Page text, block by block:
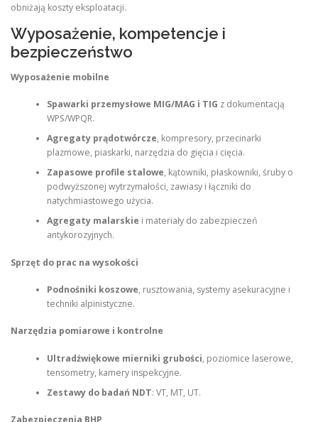
obniżają koszty eksploatacji.
Wyposażenie, kompetencje i
bezpieczeństwo
Wyposażenie mobilne
Spawarki przemysłowe MIG/MAG i TIG z dokumentacją
WPS/WPQR.
Agregaty prądotwórcze, kompresory, przecinarki
plazmowe, piaskarki, narzędzia do gięcia i cięcia.
Zapasowe profile stalowe, kątowniki, płaskowniki, śruby o
podwyższonej wytrzymałości, zawiasy i łączniki do
natychmiastowego użycia.
Agregaty malarskie i materiały do zabezpieczeń
antykorozyjnych.
Sprzęt do prac na wysokości
Podnośniki koszowe, rusztowania, systemy asekuracyjne i
techniki alpinistyczne.
Narzędzia pomiarowe i kontrolne
Ultradźwiękowe mierniki grubości, poziomice laserowe,
tensometry, kamery inspekcyjne.
Zestawy do badań NDT: VT, MT, UT.